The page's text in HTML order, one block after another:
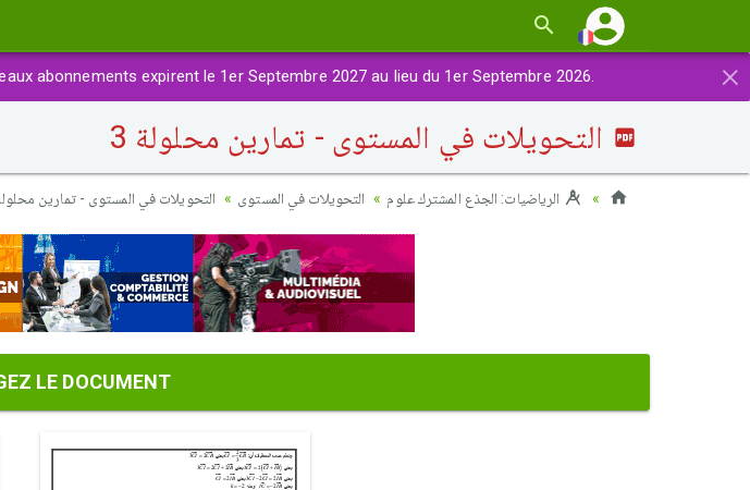
×
abonnements expirent le 1er Septembre 2027 au lieu du 1er Septembre 2026.
التحويلات في المستوى - تمارين محلولة 3
الرياضيات: الجذع المشترك علوم التحويلات في المستوى التحويلات في المستوى - تمارين محلولة
LE DOCUMENT